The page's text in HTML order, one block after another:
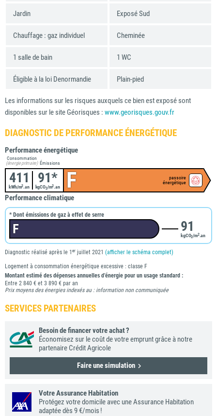
Jardin Exposé Sud
Chauffage : gaz individuel Cheminée
1 salle de bain 1 WC
Éligible à la loi Denormandie Plain-pied
Les informations sur les risques auxquels ce bien est exposé sont
disponibles sur le site Géorisques : www.georisques.gouv.fr
DIAGNOSTIC DE PERFORMANCE ÉNERGÉTIQUE
Performance énergétique
Consommation
(énergie primaire)
411
kWh/m2.an
Émissions
91*
kgCO2/m2.an F
passoire
énergétique
Performance climatique
* Dont émissions de gaz à effet de serre
F 91
kgCO2/m2.an
Diagnostic réalisé après le 1 er juillet 2021 (afficher le schéma complet)
Logement à consommation énergétique excessive : classe F
Montant estimé des dépenses annuelles d’énergie pour un usage standard :
Entre 2 840 € et 3 890 € par an
Prix moyens des énergies indexés au : information non communiquée
SERVICES PARTENAIRES
Besoin de financer votre achat ?
Économisez sur le coût de votre emprunt grâce à notre
partenaire Crédit Agricole
Faire une simulation
Votre Assurance Habitation
Protégez votre domicile avec une Assurance Habitation
adaptée dès 9 €/mois !